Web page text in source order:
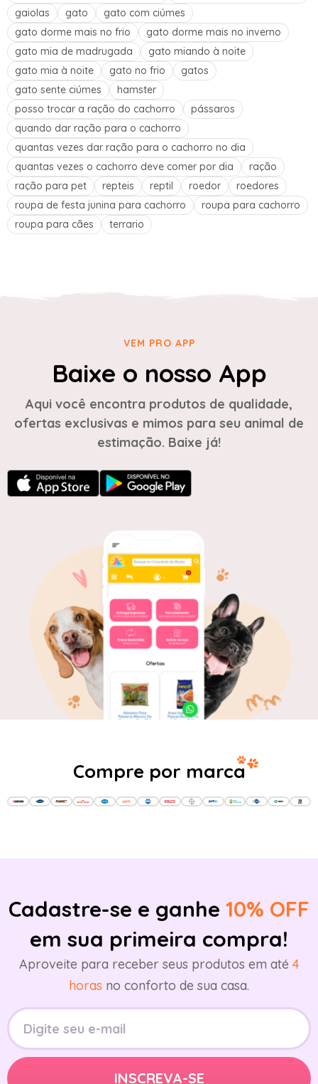
gaiolas gato
gato com ciúmes
gato dorme mais no frio
gato dorme mais no inverno
gato mia de madrugada
gato miando à noite
gato mia à noite
gato no frio
gatos
gato sente ciúmes
hamster
posso trocar a ração do cachorro
pássaros
quando dar ração para o cachorro
quantas vezes dar ração para o cachorro no dia
quantas vezes o cachorro deve comer por dia
ração
ração para pet
repteis reptil roedor
roedores
roupa de festa junina para cachorro
roupa para cachorro
roupa para cães
terrario
VEM PRO APP
Baixe o nosso App
Aqui você encontra produtos de qualidade,
ofertas exclusivas e mimos para seu animal de
estimação. Baixe já!
Compre por marca
Cadastre-se e ganhe 10% OFF
em sua primeira compra!
Aproveite para receber seus produtos em até 4
horas no conforto de sua casa.